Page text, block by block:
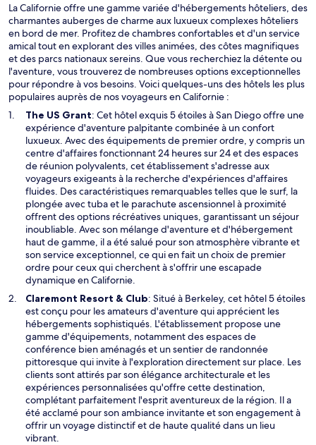
La Californie offre une gamme variée d'hébergements hôteliers, des
charmantes auberges de charme aux luxueux complexes hôteliers
en bord de mer. Profitez de chambres confortables et d'un service
amical tout en explorant des villes animées, des côtes magnifiques
et des parcs nationaux sereins. Que vous recherchiez la détente ou
l'aventure, vous trouverez de nombreuses options exceptionnelles
pour répondre à vos besoins. Voici quelques-uns des hôtels les plus
populaires auprès de nos voyageurs en Californie :
The US GrantS
’
o
u
v
r
e
d
a
n
s
u
n
e
o
u
v
e
l
l
e
f
e
n
ê
: Cet hôtel exquis 5 étoiles à San Diego offre une
expérience d'aventure palpitante combinée à un confort
luxueux. Avec des équipements de premier ordre, y compris un
centre d'affaires fonctionnant 24 heures sur 24 et des espaces
de réunion polyvalents, cet établissement s'adresse aux
voyageurs exigeants à la recherche d'expériences d'affaires
fluides. Des caractéristiques remarquables telles que le surf, la
plongée avec tuba et le parachute ascensionnel à proximité
offrent des options récréatives uniques, garantissant un séjour
inoubliable. Avec son mélange d'aventure et d'hébergement
haut de gamme, il a été salué pour son atmosphère vibrante et
son service exceptionnel, ce qui en fait un choix de premier
ordre pour ceux qui cherchent à s'offrir une escapade
dynamique en Californie.
Claremont Resort & ClubS
’
o
u
v
r
e
d
a
n
s
: Situé à Berkeley, cet hôtel 5 étoiles
est conçu pour les amateurs d'aventure qui apprécient les
hébergements sophistiqués. L'établissement propose une
gamme d'équipements, notamment des espaces de
conférence bien aménagés et un sentier de randonnée
pittoresque qui invite à l'exploration directement sur place. Les
clients sont attirés par son élégance architecturale et les
expériences personnalisées qu'offre cette destination,
complétant parfaitement l'esprit aventureux de la région. Il a
été acclamé pour son ambiance invitante et son engagement à
offrir un voyage distinctif et de haute qualité dans un lieu
vibrant.